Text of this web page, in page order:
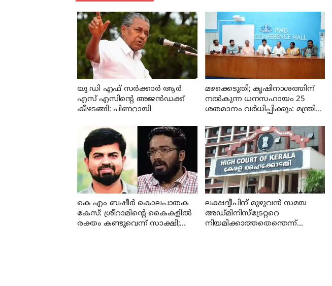
യു ഡി എഫ് സര്‍ക്കാര്‍ ആര്‍
എസ് എസിന്റെ അജന്‍ഡക്ക്‌
കീഴടങ്ങി: പിണറായി
മഴക്കെടുതി; കൃഷിനാശത്തിന്
നല്‍കുന്ന ധനസഹായം 25
ശതമാനം വര്‍ധിപ്പിക്കും: മന്ത്രി
കെ എം ബഷീര്‍ കൊലപാതക
കേസ്: ശ്രീറാമിന്റെ കൈകളില്‍
രക്തം കണ്ടുവെന്ന് സാക്ഷി;
ലക്ഷദ്വീപിന് മുഴുവന്‍ സമയ
അഡ്മിനിസ്‌ട്രേറ്ററെ
നിയമിക്കാത്തതെന്തെന്ന്